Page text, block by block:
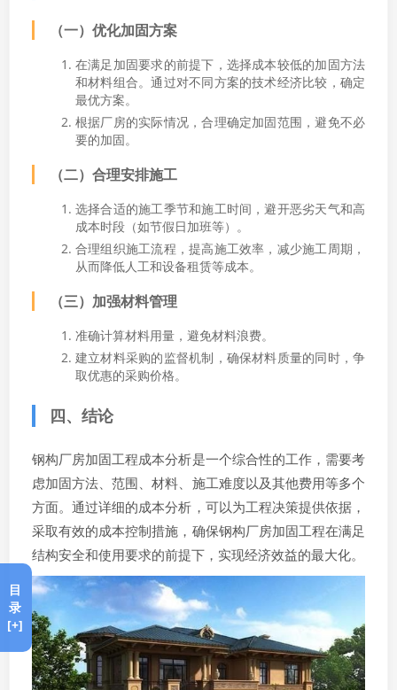
（一）优化加固方案
在满足加固要求的前提下，选择成本较低的加固方法
和材料组合。通过对不同方案的技术经济比较，确定
最优方案。
根据厂房的实际情况，合理确定加固范围，避免不必
要的加固。
（二）合理安排施工
选择合适的施工季节和施工时间，避开恶劣天气和高
成本时段（如节假日加班等）。
合理组织施工流程，提高施工效率，减少施工周期，
从而降低人工和设备租赁等成本。
（三）加强材料管理
准确计算材料用量，避免材料浪费。
建立材料采购的监督机制，确保材料质量的同时，争
取优惠的采购价格。
四、结论
钢构厂房加固工程成本分析是一个综合性的工作，需要考
虑加固方法、范围、材料、施工难度以及其他费用等多个
方面。通过详细的成本分析，可以为工程决策提供依据，
采取有效的成本控制措施，确保钢构厂房加固工程在满足
结构安全和使用要求的前提下，实现经济效益的最大化。
目
录
[+]